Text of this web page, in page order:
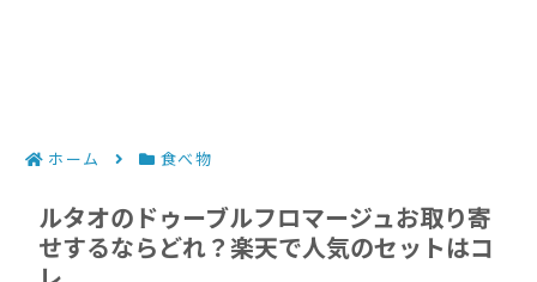
ホーム 食べ物
ルタオのドゥーブルフロマージュお取り寄
せするならどれ？楽天で人気のセットはコ